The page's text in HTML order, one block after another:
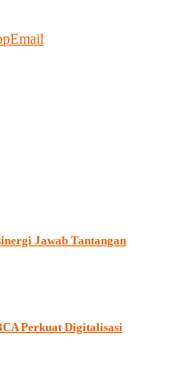
Email
Jawab Tantangan
Perkuat Digitalisasi